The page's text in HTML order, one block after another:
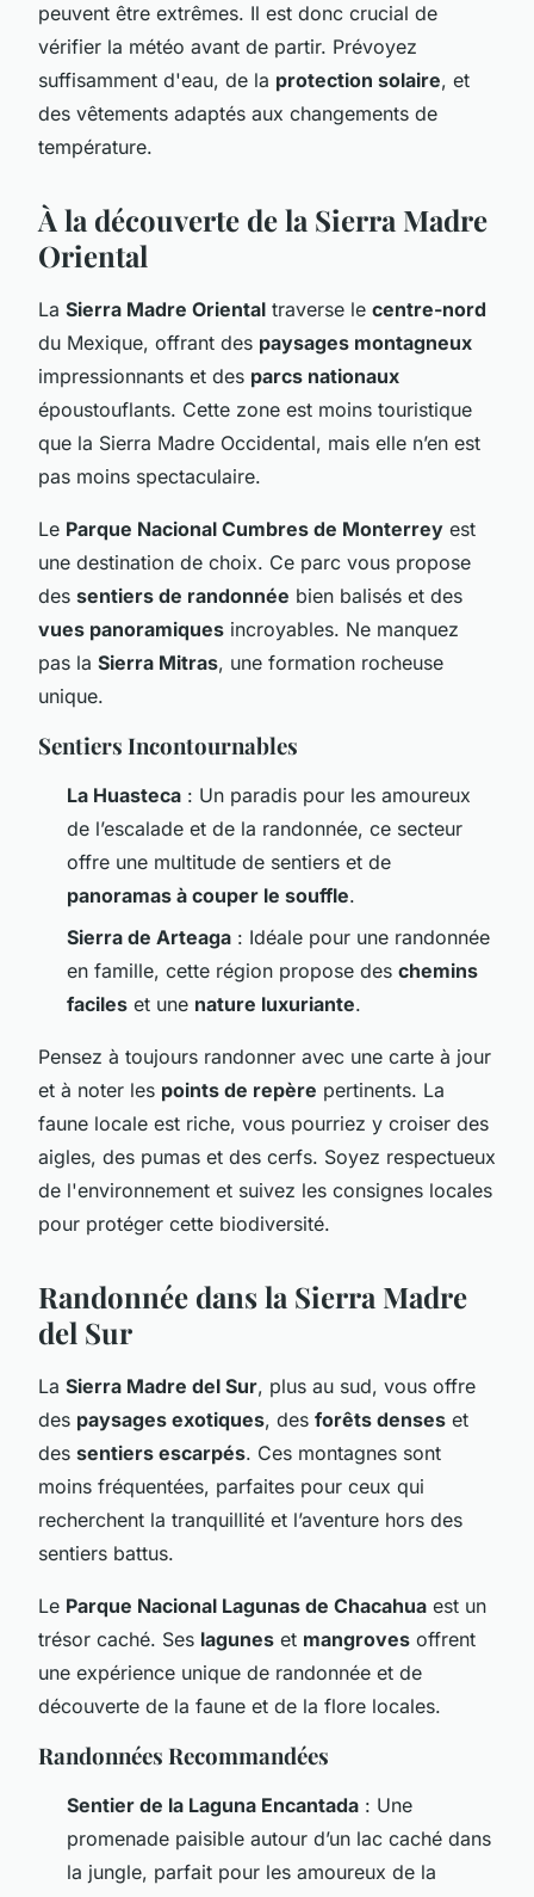
peuvent être extrêmes. Il est donc crucial de
vérifier la météo avant de partir. Prévoyez
suffisamment d'eau, de la protection solaire, et
des vêtements adaptés aux changements de
température.
À la découverte de la Sierra Madre
Oriental
La Sierra Madre Oriental traverse le centre-nord
du Mexique, offrant des paysages montagneux
impressionnants et des parcs nationaux
époustouflants. Cette zone est moins touristique
que la Sierra Madre Occidental, mais elle n’en est
pas moins spectaculaire.
Le Parque Nacional Cumbres de Monterrey est
une destination de choix. Ce parc vous propose
des sentiers de randonnée bien balisés et des
vues panoramiques incroyables. Ne manquez
pas la Sierra Mitras, une formation rocheuse
unique.
Sentiers Incontournables
La Huasteca : Un paradis pour les amoureux
de l’escalade et de la randonnée, ce secteur
offre une multitude de sentiers et de
panoramas à couper le souffle.
Sierra de Arteaga : Idéale pour une randonnée
en famille, cette région propose des chemins
faciles et une nature luxuriante.
Pensez à toujours randonner avec une carte à jour
et à noter les points de repère pertinents. La
faune locale est riche, vous pourriez y croiser des
aigles, des pumas et des cerfs. Soyez respectueux
de l'environnement et suivez les consignes locales
pour protéger cette biodiversité.
Randonnée dans la Sierra Madre
del Sur
La Sierra Madre del Sur, plus au sud, vous offre
des paysages exotiques, des forêts denses et
des sentiers escarpés. Ces montagnes sont
moins fréquentées, parfaites pour ceux qui
recherchent la tranquillité et l’aventure hors des
sentiers battus.
Le Parque Nacional Lagunas de Chacahua est un
trésor caché. Ses lagunes et mangroves offrent
une expérience unique de randonnée et de
découverte de la faune et de la flore locales.
Randonnées Recommandées
Sentier de la Laguna Encantada : Une
promenade paisible autour d’un lac caché dans
la jungle, parfait pour les amoureux de la